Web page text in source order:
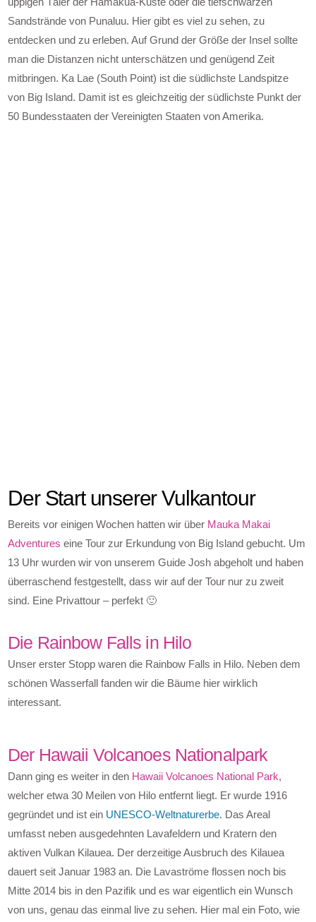
Sandstrände von Punaluu. Hier gibt es viel zu sehen, zu
entdecken und zu erleben. Auf Grund der Größe der Insel sollte
man die Distanzen nicht unterschätzen und genügend Zeit
mitbringen. Ka Lae (South Point) ist die südlichste Landspitze
von Big Island. Damit ist es gleichzeitig der südlichste Punkt der
50 Bundesstaaten der Vereinigten Staaten von Amerika.
Der Start unserer Vulkantour
Bereits vor einigen Wochen hatten wir über Mauka Makai
Adventures eine Tour zur Erkundung von Big Island gebucht. Um
13 Uhr wurden wir von unserem Guide Josh abgeholt und haben
überraschend festgestellt, dass wir auf der Tour nur zu zweit
sind. Eine Privattour – perfekt 🙂
Die Rainbow Falls in Hilo
Unser erster Stopp waren die Rainbow Falls in Hilo. Neben dem
schönen Wasserfall fanden wir die Bäume hier wirklich
interessant.
Der Hawaii Volcanoes Nationalpark
Dann ging es weiter in den Hawaii Volcanoes National Park,
welcher etwa 30 Meilen von Hilo entfernt liegt. Er wurde 1916
gegründet und ist ein UNESCO-Weltnaturerbe. Das Areal
umfasst neben ausgedehnten Lavafeldern und Kratern den
aktiven Vulkan Kilauea. Der derzeitige Ausbruch des Kilauea
dauert seit Januar 1983 an. Die Lavaströme flossen noch bis
Mitte 2014 bis in den Pazifik und es war eigentlich ein Wunsch
von uns, genau das einmal live zu sehen. Hier mal ein Foto, wie